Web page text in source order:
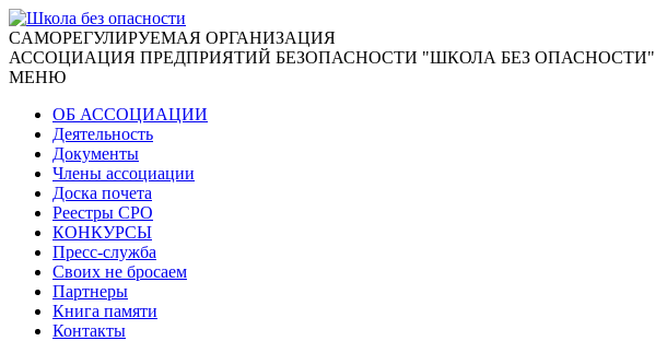
CАМОРЕГУЛИРУЕМАЯ ОРГАНИЗАЦИЯ
АССОЦИАЦИЯ ПРЕДПРИЯТИЙ БЕЗОПАСНОСТИ "ШКОЛА БЕЗ ОПАСНОСТИ"
МЕНЮ
ОБ АССОЦИАЦИИ
Деятельность
Документы
Члены ассоциации
Доска почета
Реестры СРО
КОНКУРСЫ
Пресс-служба
Своих не бросаем
Партнеры
Книга памяти
Контакты